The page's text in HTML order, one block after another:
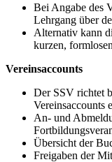
Bei Angabe des
Lehrgang über
Alternativ kann
kurzen,
Vereinsaccounts
Der SSV richtet
Vereinsaccounts
An- und
Übersicht der
Freigaben der